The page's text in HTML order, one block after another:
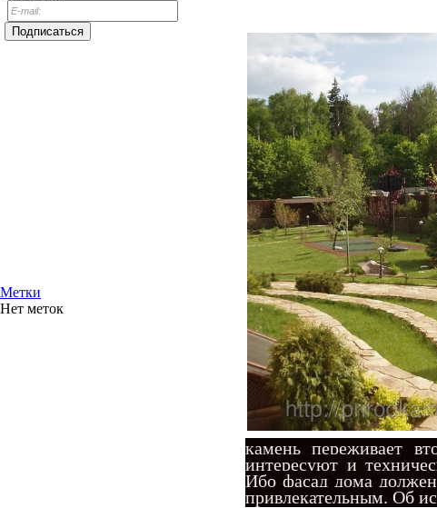
Метки
Нет меток
камень переживает
интересуют и
Ибо фасад дома
привлекательным. Об